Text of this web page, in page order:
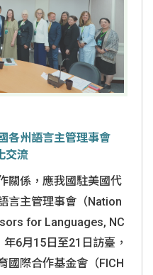
各州語言主管理事會
交流
關係，應我國駐美國代
言主管理事會（Nation
for Languages, NC
6月15日至21日訪臺，
國際合作基金會（FICH